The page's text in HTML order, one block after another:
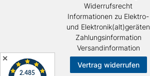
Widerrufsrecht
Informationen zu Elektro-
und Elektronik(alt)geräten
Zahlungsinformation
Versandinformation
Vertrag widerrufen
✕